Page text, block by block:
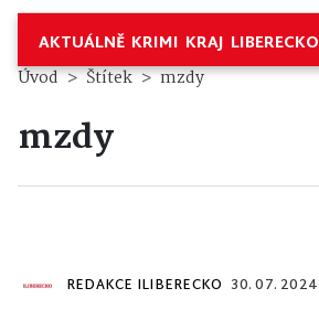
AKTUÁLNĚ KRIMI KRAJ LIBERECKO
Úvod Štítek mzdy
mzdy
REDAKCE ILIBERECKO 30. 07. 2024